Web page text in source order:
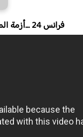
فرانس 24 ...أزمة المدرسين المتعاقدين نحو التصعيد